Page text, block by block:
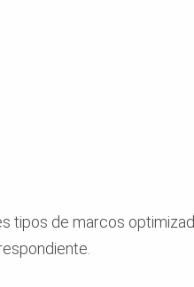
tipos de marcos